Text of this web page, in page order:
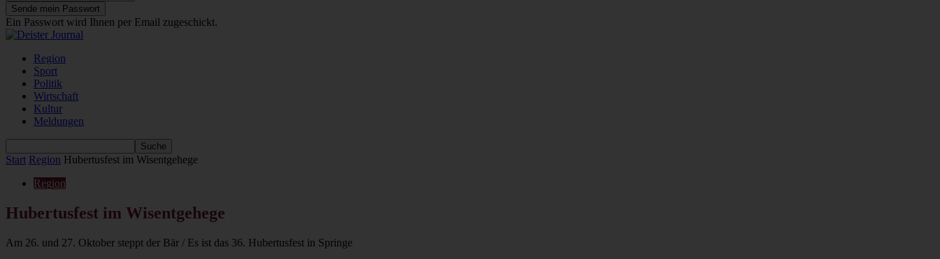
Ein Passwort wird Ihnen per Email zugeschickt.
Region
Sport
Politik
Wirtschaft
Kultur
Meldungen
Start Region Hubertusfest im Wisentgehege
Region
Hubertusfest im Wisentgehege
Am 26. und 27. Oktober steppt der Bär / Es ist das 36. Hubertusfest in Springe